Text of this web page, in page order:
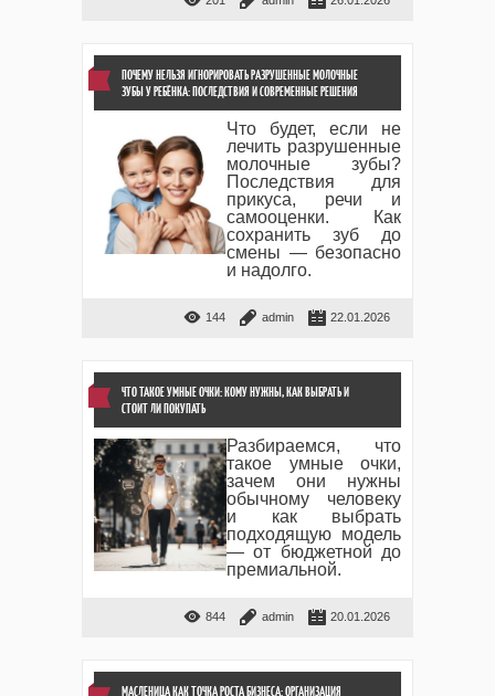
ПОЧЕМУ НЕЛЬЗЯ ИГНОРИРОВАТЬ РАЗРУШЕННЫЕ МОЛОЧНЫЕ
ЗУБЫ У РЕБЁНКА: ПОСЛЕДСТВИЯ И СОВРЕМЕННЫЕ РЕШЕНИЯ
Что будет, если не
лечить разрушенные
молочные зубы?
Последствия для
прикуса, речи и
самооценки. Как
сохранить зуб до
смены — безопасно
и надолго.
144 admin 22.01.2026
ЧТО ТАКОЕ УМНЫЕ ОЧКИ: КОМУ НУЖНЫ, КАК ВЫБРАТЬ И
СТОИТ ЛИ ПОКУПАТЬ
Разбираемся, что
такое умные очки,
зачем они нужны
обычному человеку
и как выбрать
подходящую модель
— от бюджетной до
премиальной.
844 admin 20.01.2026
МАСЛЕНИЦА КАК ТОЧКА РОСТА БИЗНЕСА: ОРГАНИЗАЦИЯ